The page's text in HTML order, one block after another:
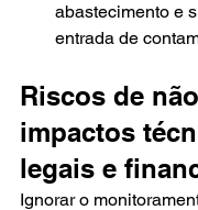
abastecimento e
entrada de
Riscos de
impactos
legais e
Ignorar o